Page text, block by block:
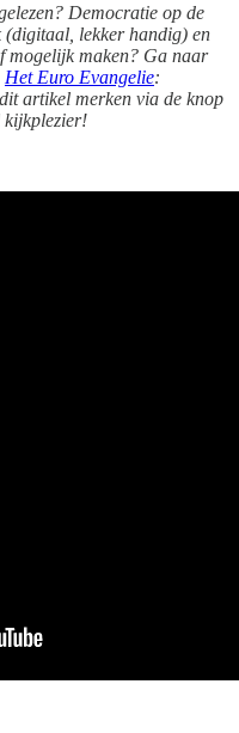
Democratie op de
(digitaal, lekker handig) en
mogelijk maken? Ga naar
Het Euro Evangelie:
artikel merken via de knop
kijkplezier!